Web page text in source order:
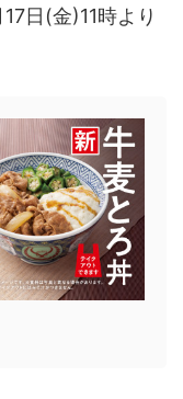
日(金)11時より